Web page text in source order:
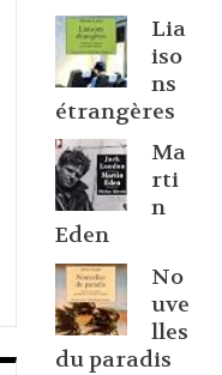
Lia
iso
ns
étrangères
Ma
rti
n
Eden
No
uve
lles
du paradis